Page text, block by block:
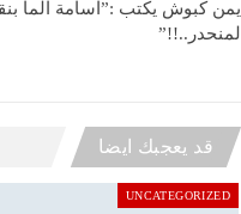
ايمن كبوش يكتب :”اسامة الما
المنحدر..!!”
قد يعجبك ايضا
UNCATEGORIZED